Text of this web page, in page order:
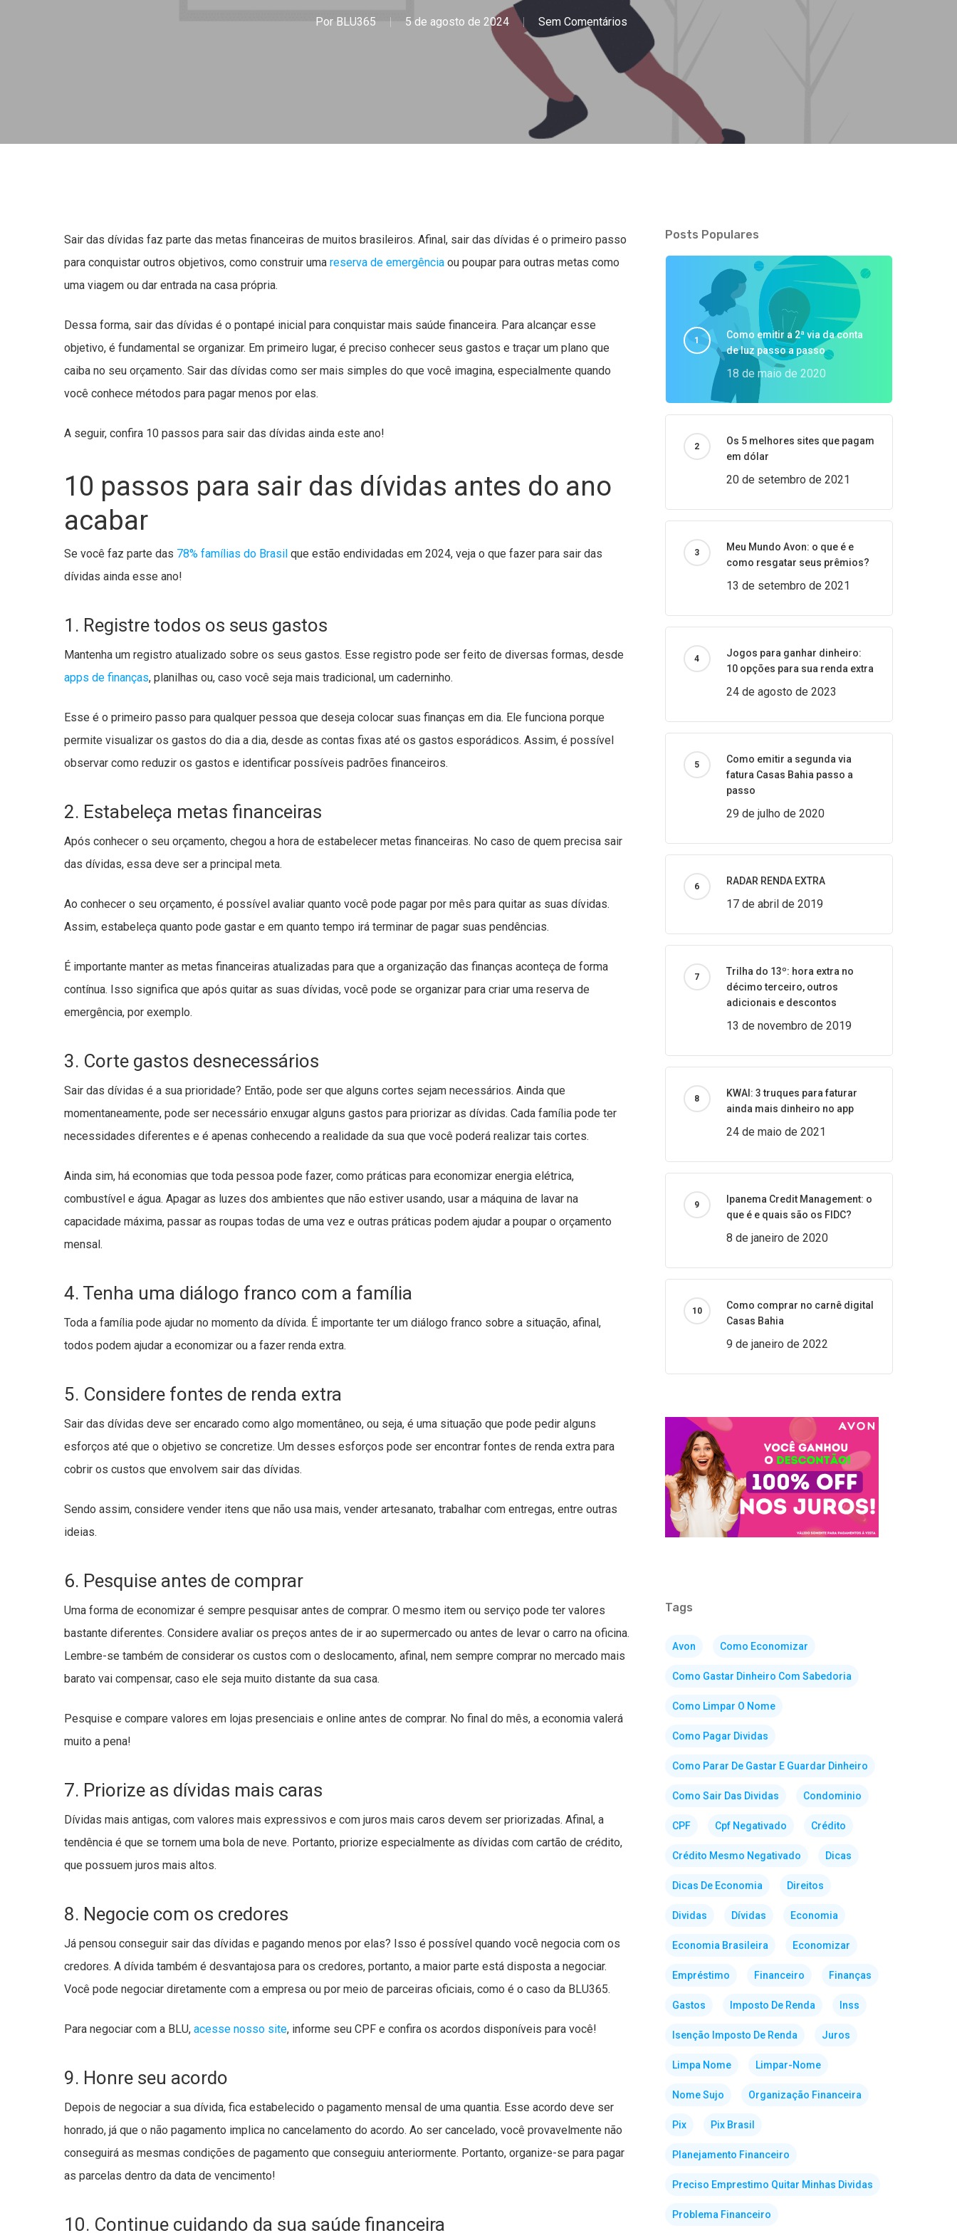
Por BLU365 5 de agosto de 2024 Sem Comentários
Sair das dívidas faz parte das metas financeiras de muitos brasileiros. Afinal, sair das dívidas é o primeiro passo
para conquistar outros objetivos, como construir uma reserva de emergência ou poupar para outras metas como
uma viagem ou dar entrada na casa própria.
Dessa forma, sair das dívidas é o pontapé inicial para conquistar mais saúde financeira. Para alcançar esse
objetivo, é fundamental se organizar. Em primeiro lugar, é preciso conhecer seus gastos e traçar um plano que
caiba no seu orçamento. Sair das dívidas como ser mais simples do que você imagina, especialmente quando
você conhece métodos para pagar menos por elas.
A seguir, confira 10 passos para sair das dívidas ainda este ano!
10 passos para sair das dívidas antes do ano
acabar
Se você faz parte das 78% famílias do Brasil que estão endividadas em 2024, veja o que fazer para sair das
dívidas ainda esse ano!
1. Registre todos os seus gastos
Mantenha um registro atualizado sobre os seus gastos. Esse registro pode ser feito de diversas formas, desde
apps de finanças, planilhas ou, caso você seja mais tradicional, um caderninho.
Esse é o primeiro passo para qualquer pessoa que deseja colocar suas finanças em dia. Ele funciona porque
permite visualizar os gastos do dia a dia, desde as contas fixas até os gastos esporádicos. Assim, é possível
observar como reduzir os gastos e identificar possíveis padrões financeiros.
2. Estabeleça metas financeiras
Após conhecer o seu orçamento, chegou a hora de estabelecer metas financeiras. No caso de quem precisa sair
das dívidas, essa deve ser a principal meta.
Ao conhecer o seu orçamento, é possível avaliar quanto você pode pagar por mês para quitar as suas dívidas.
Assim, estabeleça quanto pode gastar e em quanto tempo irá terminar de pagar suas pendências.
É importante manter as metas financeiras atualizadas para que a organização das finanças aconteça de forma
contínua. Isso significa que após quitar as suas dívidas, você pode se organizar para criar uma reserva de
emergência, por exemplo.
3. Corte gastos desnecessários
Sair das dívidas é a sua prioridade? Então, pode ser que alguns cortes sejam necessários. Ainda que
momentaneamente, pode ser necessário enxugar alguns gastos para priorizar as dívidas. Cada família pode ter
necessidades diferentes e é apenas conhecendo a realidade da sua que você poderá realizar tais cortes.
Ainda sim, há economias que toda pessoa pode fazer, como práticas para economizar energia elétrica,
combustível e água. Apagar as luzes dos ambientes que não estiver usando, usar a máquina de lavar na
capacidade máxima, passar as roupas todas de uma vez e outras práticas podem ajudar a poupar o orçamento
mensal.
4. Tenha uma diálogo franco com a família
Toda a família pode ajudar no momento da dívida. É importante ter um diálogo franco sobre a situação, afinal,
todos podem ajudar a economizar ou a fazer renda extra.
5. Considere fontes de renda extra
Sair das dívidas deve ser encarado como algo momentâneo, ou seja, é uma situação que pode pedir alguns
esforços até que o objetivo se concretize. Um desses esforços pode ser encontrar fontes de renda extra para
cobrir os custos que envolvem sair das dívidas.
Sendo assim, considere vender itens que não usa mais, vender artesanato, trabalhar com entregas, entre outras
ideias.
6. Pesquise antes de comprar
Uma forma de economizar é sempre pesquisar antes de comprar. O mesmo item ou serviço pode ter valores
bastante diferentes. Considere avaliar os preços antes de ir ao supermercado ou antes de levar o carro na oficina.
Lembre-se também de considerar os custos com o deslocamento, afinal, nem sempre comprar no mercado mais
barato vai compensar, caso ele seja muito distante da sua casa.
Pesquise e compare valores em lojas presenciais e online antes de comprar. No final do mês, a economia valerá
muito a pena!
7. Priorize as dívidas mais caras
Dívidas mais antigas, com valores mais expressivos e com juros mais caros devem ser priorizadas. Afinal, a
tendência é que se tornem uma bola de neve. Portanto, priorize especialmente as dívidas com cartão de crédito,
que possuem juros mais altos.
8. Negocie com os credores
Já pensou conseguir sair das dívidas e pagando menos por elas? Isso é possível quando você negocia com os
credores. A dívida também é desvantajosa para os credores, portanto, a maior parte está disposta a negociar.
Você pode negociar diretamente com a empresa ou por meio de parceiras oficiais, como é o caso da BLU365.
Para negociar com a BLU, acesse nosso site, informe seu CPF e confira os acordos disponíveis para você!
9. Honre seu acordo
Depois de negociar a sua dívida, fica estabelecido o pagamento mensal de uma quantia. Esse acordo deve ser
honrado, já que o não pagamento implica no cancelamento do acordo. Ao ser cancelado, você provavelmente não
conseguirá as mesmas condições de pagamento que conseguiu anteriormente. Portanto, organize-se para pagar
as parcelas dentro da data de vencimento!
10. Continue cuidando da sua saúde financeira
Posts Populares
Como emitir a 2ª via da conta
de luz passo a passo
18 de maio de 2020
Os 5 melhores sites que pagam
em dólar
20 de setembro de 2021
Meu Mundo Avon: o que é e
como resgatar seus prêmios?
13 de setembro de 2021
Jogos para ganhar dinheiro:
10 opções para sua renda extra
24 de agosto de 2023
Como emitir a segunda via
fatura Casas Bahia passo a
passo
29 de julho de 2020
RADAR RENDA EXTRA
17 de abril de 2019
Trilha do 13º: hora extra no
décimo terceiro, outros
adicionais e descontos
13 de novembro de 2019
KWAI: 3 truques para faturar
ainda mais dinheiro no app
24 de maio de 2021
Ipanema Credit Management: o
que é e quais são os FIDC?
8 de janeiro de 2020
Como comprar no carnê digital
Casas Bahia
9 de janeiro de 2022
Tags
Avon Como Economizar
Como Gastar Dinheiro Com Sabedoria
Como Limpar O Nome
Como Pagar Dividas
Como Parar De Gastar E Guardar Dinheiro
Como Sair Das Dividas Condominio
CPF Cpf Negativado Crédito
Crédito Mesmo Negativado Dicas
Dicas De Economia Direitos
Dividas Dívidas Economia
Economia Brasileira Economizar
Empréstimo Financeiro Finanças
Gastos Imposto De Renda Inss
Isenção Imposto De Renda Juros
Limpa Nome Limpar-Nome
Nome Sujo Organização Financeira
Pix Pix Brasil
Planejamento Financeiro
Preciso Emprestimo Quitar Minhas Dividas
Problema Financeiro